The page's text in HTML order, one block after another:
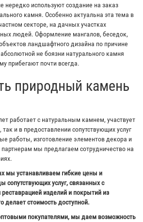
нередко используют создание на заказ
камня. Особенно актуальна эта тема в
секторе, на дачных участках
людей. Оформление мангалов, беседок,
ландшафтного дизайна по причине
не боязни натурального камня
прибегают почти всегда.
природный камень
работает с натуральным камнем, участвует
так и в предоставлении сопутствующих услуг
работы, изготовление элементов декора и
мы предлагаем сотрудничество на
мы устанавливаем гибкие цены и
сопутствующих услуг, связанных с
изделий и покрытий из
делает стоимость доступной.
покупателями, мы даем возможность